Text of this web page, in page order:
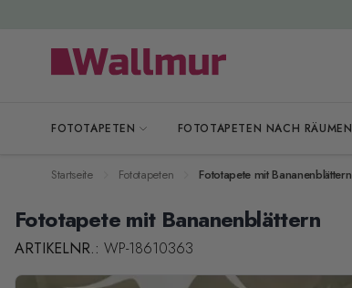
FOTOTAPETEN FOTOTAPETEN NACH RÄUMEN
Startseite Fototapeten Fototapete mit Bananenblättern
Fototapete mit Bananenblättern
ARTIKELNR.: WP-18610363